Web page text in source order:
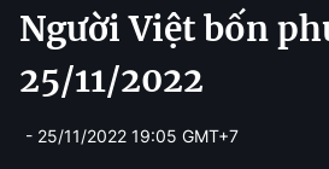
r
e
n
r
Người Việt bốn
25/11/2022
- 25/11/2022 19:05 GMT+7